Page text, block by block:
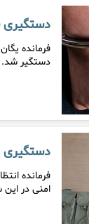
دستگیری
فرمانده
دستگیر شد.
فرمانده
امنی در